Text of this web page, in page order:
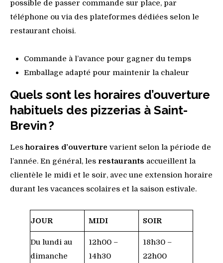
possible de passer commande sur place, par
téléphone ou via des plateformes dédiées selon le
restaurant choisi.
Commande à l’avance pour gagner du temps
Emballage adapté pour maintenir la chaleur
Quels sont les horaires d’ouverture
habituels des pizzerias à Saint-
Brevin ?
Leshoraires d’ouverture varient selon la période de
l’année. En général, les restaurants accueillent la
clientèle le midi et le soir, avec une extension horaire
durant les vacances scolaires et la saison estivale.
JOUR MIDI SOIR
Du lundi au
dimanche
12h00 –
14h30
18h30 –
22h00